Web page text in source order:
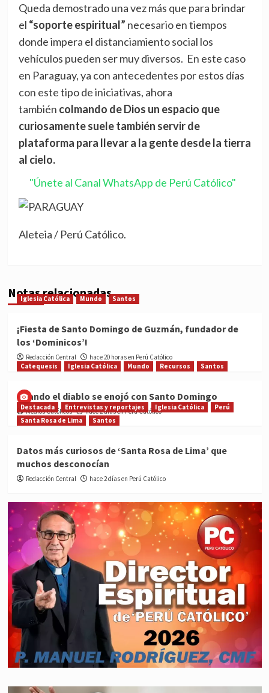
Queda demostrado una vez más que para brindar
el “soporte espiritual” necesario en tiempos
donde impera el distanciamiento social los
vehículos pueden ser muy diversos. En este caso
en Paraguay, ya con antecedentes por estos días
con este tipo de iniciativas, ahora
también colmando de Dios un espacio que
curiosamente suele también servir de
plataforma para llevar a la gente desde la tierra
al cielo.
"Únete al Canal WhatsApp de Perú Católico"
Aleteia / Perú Católico.
Notas relacionadas
Iglesia Católica Mundo Santos
¡Fiesta de Santo Domingo de Guzmán, fundador de
los ‘Dominicos’!
Redacción Central
hace 20 horas en Perú Católico
Catequesis
Iglesia Católica Mundo Recursos Santos
Cuando el diablo se enojó con Santo Domingo
Medios Católicos hace 2 días en Perú Católico
Destacada Entrevistas y reportajes Iglesia Católica
Perú
Santa Rosa de Lima
Santos
Datos más curiosos de ‘Santa Rosa de Lima’ que
muchos desconocían
Redacción Central hace 2 días en Perú Católico